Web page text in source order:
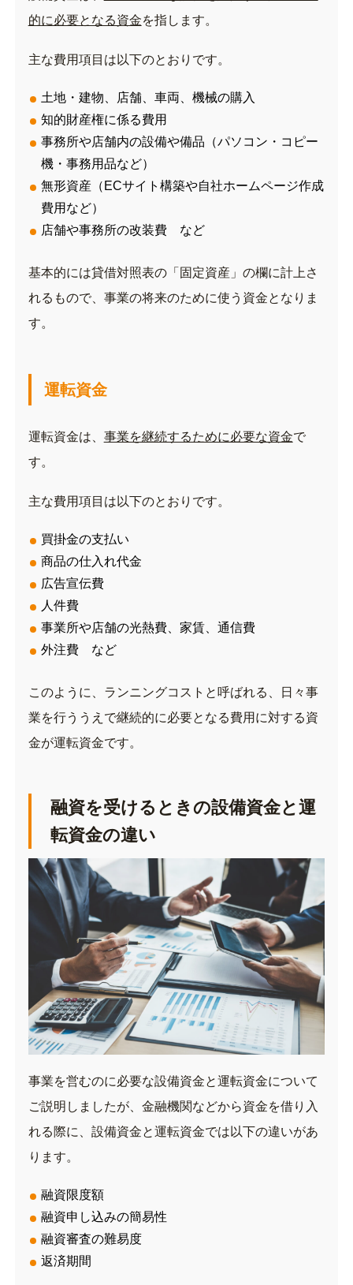
的に必要となる資金を指します。
主な費用項目は以下のとおりです。
土地・建物、店舗、車両、機械の購入
知的財産権に係る費用
事務所や店舗内の設備や備品（パソコン・コピー
機・事務用品など）
無形資産（ECサイト構築や自社ホームページ作成
費用など）
店舗や事務所の改装費 など
基本的には貸借対照表の「固定資産」の欄に計上さ
れるもので、事業の将来のために使う資金となりま
す。
運転資金
運転資金は、 事業を継続するために必要な資金で
す。
主な費用項目は以下のとおりです。
買掛金の支払い
商品の仕入れ代金
広告宣伝費
人件費
事業所や店舗の光熱費、家賃、通信費
外注費 など
このように、ランニングコストと呼ばれる、日々事
業を行ううえで継続的に必要となる費用に対する資
金が運転資金です。
融資を受けるときの設備資金と運
転資金の違い
事業を営むのに必要な設備資金と運転資金について
ご説明しましたが、金融機関などから資金を借り入
れる際に、設備資金と運転資金では以下の違いがあ
ります。
融資限度額
融資申し込みの簡易性
融資審査の難易度
返済期間